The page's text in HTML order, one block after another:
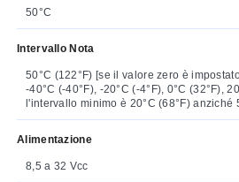
50°C
Intervallo Nota
50°C (122°F) [se il valore zero è
-40°C (-40°F), -20°C (-4°F), 0°C (32°F),
l'intervallo minimo è 20°C (68°F) anziché
Alimentazione
8,5 a 32 Vcc